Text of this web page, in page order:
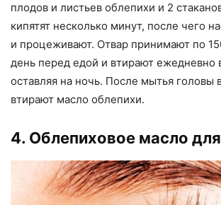
плодов и листьев облепихи и 2
кипятят несколько минут, после чего
и процеживают. Отвар принимают по
день перед едой и втирают ежедневно
оставляя на ночь. После мытья головы
втирают масло облепихи.
4. Облепиховое масло